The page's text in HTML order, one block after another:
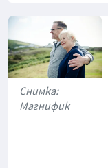
Снимка:
Магнифик